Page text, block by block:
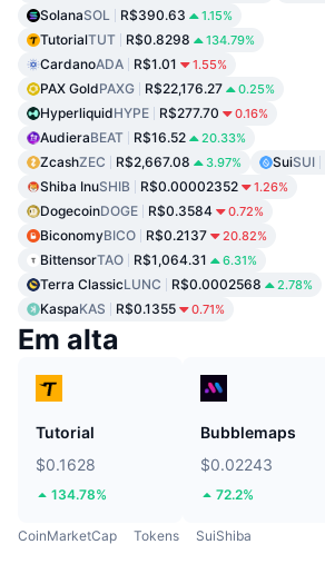
SolanaSOL R$390.63 1.15%
TutorialTUT R$0.8298 134.79%
CardanoADA R$1.01 1.55%
PAX GoldPAXG R$22,176.27 0.25%
HyperliquidHYPE R$277.70 0.16%
AudieraBEAT R$16.52 20.33%
ZcashZEC R$2,667.08 3.97% SuiSUI
Shiba InuSHIB R$0.00002352 1.26%
DogecoinDOGE R$0.3584 0.72%
BiconomyBICO R$0.2137 20.82%
BittensorTAO R$1,064.31 6.31%
Terra ClassicLUNC R$0.0002568 2.78%
KaspaKAS R$0.1355 0.71%
Em alta
Tutorial
$0.1628
134.78%
Bubblemaps
$0.02243
72.2%
CoinMarketCap Tokens SuiShiba